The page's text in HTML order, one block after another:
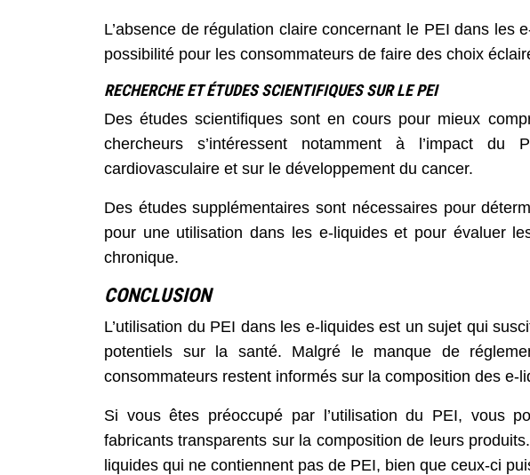
L’absence de régulation claire concernant le PEI dans les
possibilité pour les consommateurs de faire des choix
RECHERCHE ET ÉTUDES SCIENTIFIQUES SUR LE PEI
Des études scientifiques sont en cours pour mieux
chercheurs s’intéressent notamment à l’impact
cardiovasculaire et sur le développement du cancer.
Des études supplémentaires sont nécessaires pour
pour une utilisation dans les e-liquides et pour évaluer
chronique.
CONCLUSION
L’utilisation du PEI dans les e-liquides est un sujet qui
potentiels sur la santé. Malgré le manque de
consommateurs restent informés sur la composition des e-
Si vous êtes préoccupé par l’utilisation du PEI, vous
fabricants transparents sur la composition de leurs
liquides qui ne contiennent pas de PEI, bien que ceux-ci